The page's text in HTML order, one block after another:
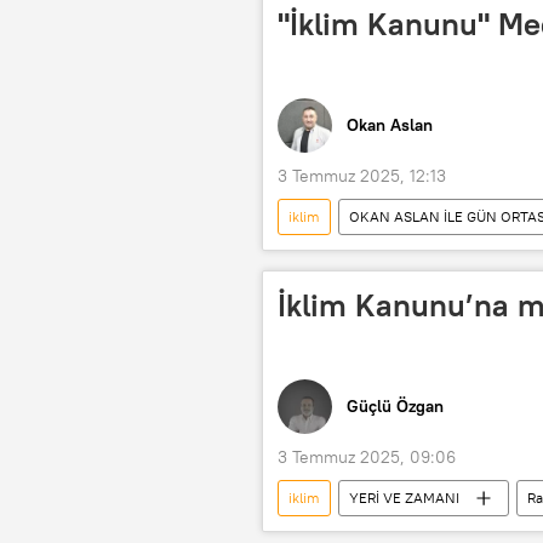
"İklim Kanunu"
Okan Aslan
3 Temmuz 2025, 12:13
iklim OKAN ASLAN İLE GÜN
Türkiye Büyük Millet Meclisi (TBMM)
İklim Kanunu’na
Güçlü Özgan
3 Temmuz 2025, 09:06
iklim YERİ VE ZAMANI
Güçlü Özgan
TBMM